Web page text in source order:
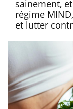
sainement,
régime
et lutter